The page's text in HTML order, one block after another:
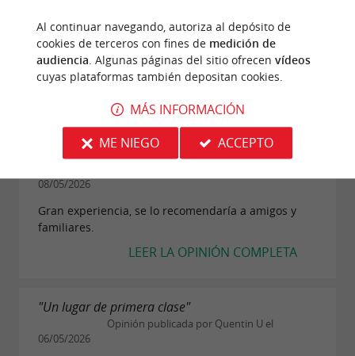
Opinión publicada por Odyssey08162938071
el 10/05/2026
¡En la cima! Venimos con regularidad.
08/05/2026
Gran experiencia, se lo recomendaría a amigos y
familiares.
LEER LA OPINIÓN COMPLETA
"Un lugar de primera clase"
Opinión publicada por Quentin U el
06/05/2026
Al continuar navegando, autoriza al depósito de
cookies de terceros con fines de medición de
audiencia . Algunas páginas del sitio ofrecen vídeos
cuyas plataformas también depositan cookies.
MÁS INFORMACIÓN
ME NIEGO
ACCEPTO